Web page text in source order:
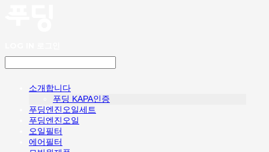
소개합니다
푸딩 KAPA인증
푸딩엔진오일세트
푸딩엔진오일
오일필터
에어필터